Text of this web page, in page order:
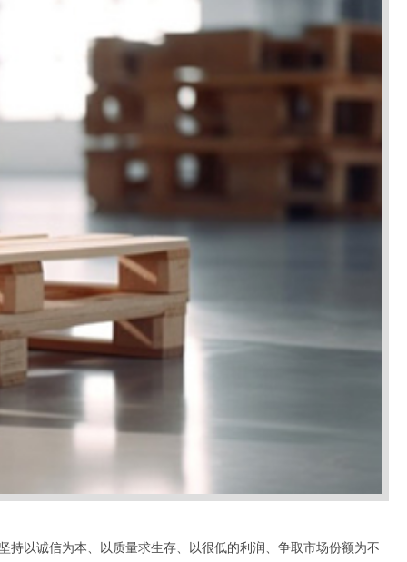
以诚信为本、以质量求生存、以很低的利润、争取市场份额为不